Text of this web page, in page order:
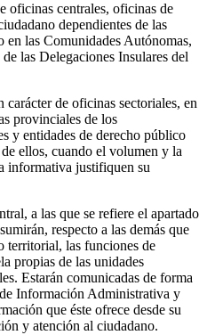
oficinas centrales, oficinas de
dependientes de las
en las Comunidades Autónomas,
las Delegaciones Insulares del
de oficinas sectoriales, en
provinciales de los
y entidades de derecho público
ellos, cuando el volumen y la
informativa justifiquen su
a las que se refiere el apartado
respecto a las demás que
territorial, las funciones de
propias de las unidades
Estarán comunicadas de forma
Información Administrativa y
que éste ofrece desde su
y atención al ciudadano.